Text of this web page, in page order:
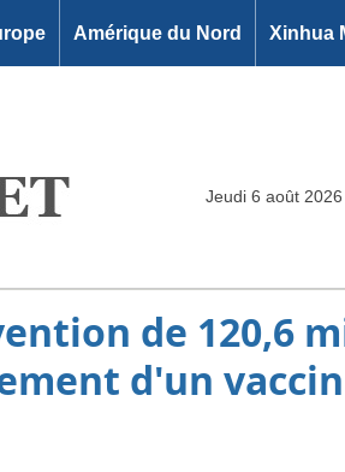
Amérique du Nord Xinhua
Jeudi 6 août 2026
de 120,6
d'un